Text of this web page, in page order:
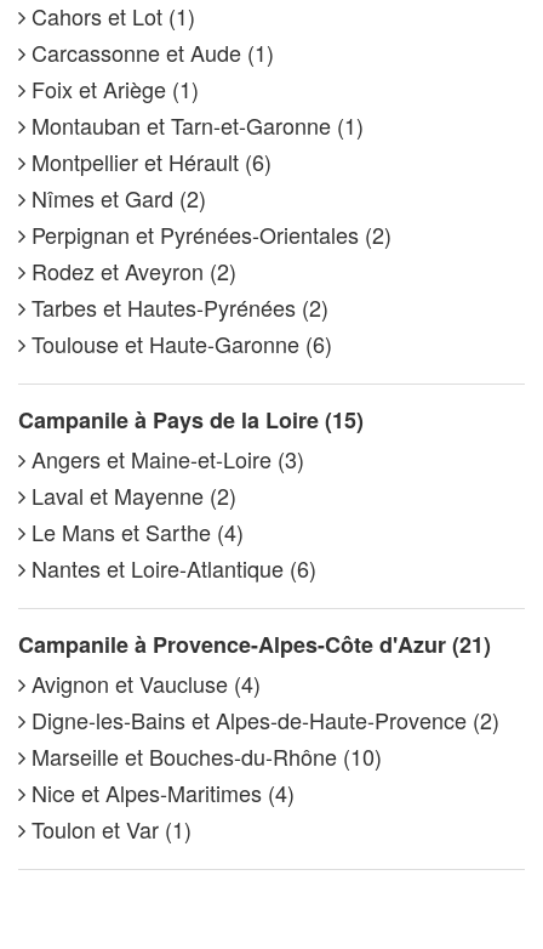
Cahors et Lot (1)
Carcassonne et Aude (1)
Foix et Ariège (1)
Montauban et Tarn-et-Garonne (1)
Montpellier et Hérault (6)
Nîmes et Gard (2)
Perpignan et Pyrénées-Orientales (2)
Rodez et Aveyron (2)
Tarbes et Hautes-Pyrénées (2)
Toulouse et Haute-Garonne (6)
Campanile à Pays de la Loire (15)
Angers et Maine-et-Loire (3)
Laval et Mayenne (2)
Le Mans et Sarthe (4)
Nantes et Loire-Atlantique (6)
Campanile à Provence-Alpes-Côte d'Azur (21)
Avignon et Vaucluse (4)
Digne-les-Bains et Alpes-de-Haute-Provence (2)
Marseille et Bouches-du-Rhône (10)
Nice et Alpes-Maritimes (4)
Toulon et Var (1)